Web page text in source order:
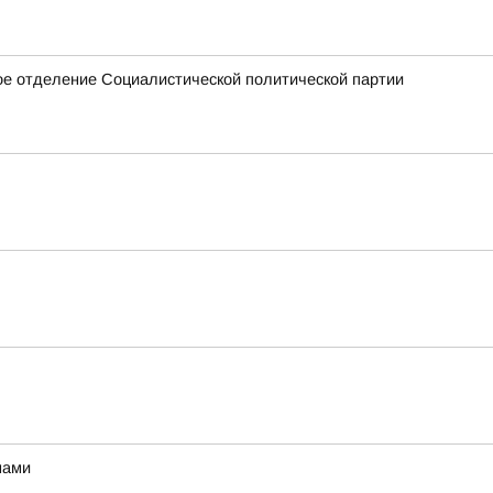
Социалистической политической партии